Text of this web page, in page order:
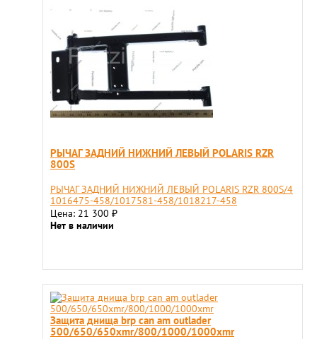
РЫЧАГ ЗАДНИЙ НИЖНИЙ ЛЕВЫЙ POLARIS RZR
800S
РЫЧАГ ЗАДНИЙ НИЖНИЙ ЛЕВЫЙ POLARIS RZR 800S/4
1016475-458/1017581-458/1018217-458
Цена: 21 300 ₽
Нет в наличии
Защита днища brp can am outlader
500/650/650xmr/800/1000/1000xmr